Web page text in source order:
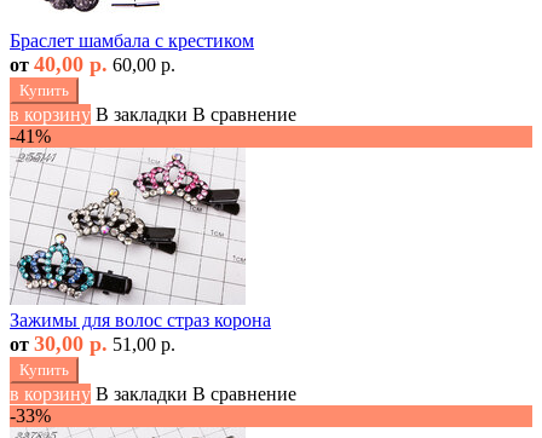
Браслет шамбала с крестиком
от 40,00 р. 60,00 р.
Купить
в корзину В закладки В сравнение
-41%
Зажимы для волос страз корона
от 30,00 р. 51,00 р.
Купить
в корзину В закладки В сравнение
-33%